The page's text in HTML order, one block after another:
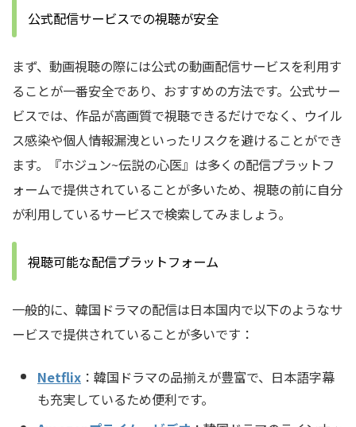
公式配信サービスでの視聴が安全
まず、動画視聴の際には公式の動画配信サービスを利用す
ることが一番安全であり、おすすめの方法です。公式サー
ビスでは、作品が高画質で視聴できるだけでなく、ウイル
ス感染や個人情報漏洩といったリスクを避けることができ
ます。『ホジュン~伝説の心医』は多くの配信プラットフ
ォームで提供されていることが多いため、視聴の前に自分
が利用しているサービスで検索してみましょう。
視聴可能な配信プラットフォーム
一般的に、韓国ドラマの配信は日本国内で以下のようなサ
ービスで提供されていることが多いです：
Netflix ：韓国ドラマの品揃えが豊富で、日本語字幕
も充実しているため便利です。